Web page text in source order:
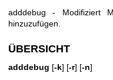
adddebug - Modifiziert
hinzuzufügen.
ÜBERSICHT
adddebug [-k] [-r] [-n]